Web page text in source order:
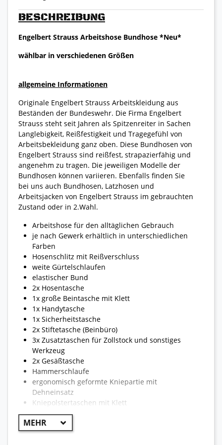
BESCHREIBUNG
Engelbert Strauss Arbeitshose Bundhose *Neu*
wählbar in verschiedenen Größen
allgemeine Informationen
Originale Engelbert Strauss Arbeitskleidung aus
Beständen der Bundeswehr. Die Firma Engelbert
Strauss steht seit Jahren als Spitzenreiter in Sachen
Langlebigkeit, Reißfestigkeit und Tragegefühl von
Arbeitsbekleidung ganz oben. Diese Bundhosen von
Engelbert Strauss sind reißfest, strapazierfähig und
angenehm zu tragen. Die jeweiligen Modelle der
Bundhosen können variieren. Ebenfalls finden Sie
bei uns auch Bundhosen, Latzhosen und
Arbeitsjacken von Engelbert Strauss im gebrauchten
Zustand oder in 2.Wahl.
Arbeitshose für den alltäglichen Gebrauch
je nach Gewerk erhältlich in unterschiedlichen
Farben
Hosenschlitz mit Reißverschluss
weite Gürtelschlaufen
elastischer Bund
2x Hosentasche
1x große Beintasche mit Klett
1x Handytasche
1x Sicherheitstasche
2x Stiftetasche (Beinbüro)
3x Zusatztaschen für Zollstock und sonstiges
Werkzeug
2x Gesäßtasche
Hammerschlaufe
ergonomisch geformte Kniepartie mit
Dehneinsatz
Kniepolstertaschen mit Klett
sichtbares Engelbert Strauss Logo
Reflexstreifen für optimale Sichtbarkeit
reißfest und strapazierfähig